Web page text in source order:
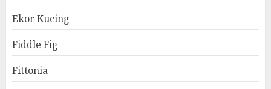
Ekor Kucing
Fiddle Fig
Fittonia